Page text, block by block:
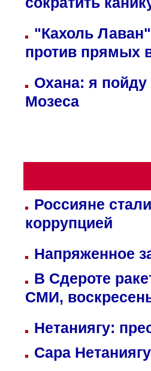
сократить
"Кахоль
против прямых
Охана: я пойду
Мозеса
Россияне
коррупцией
Напряженное
В Сдероте
СМИ,
Нетаниягу:
Сара